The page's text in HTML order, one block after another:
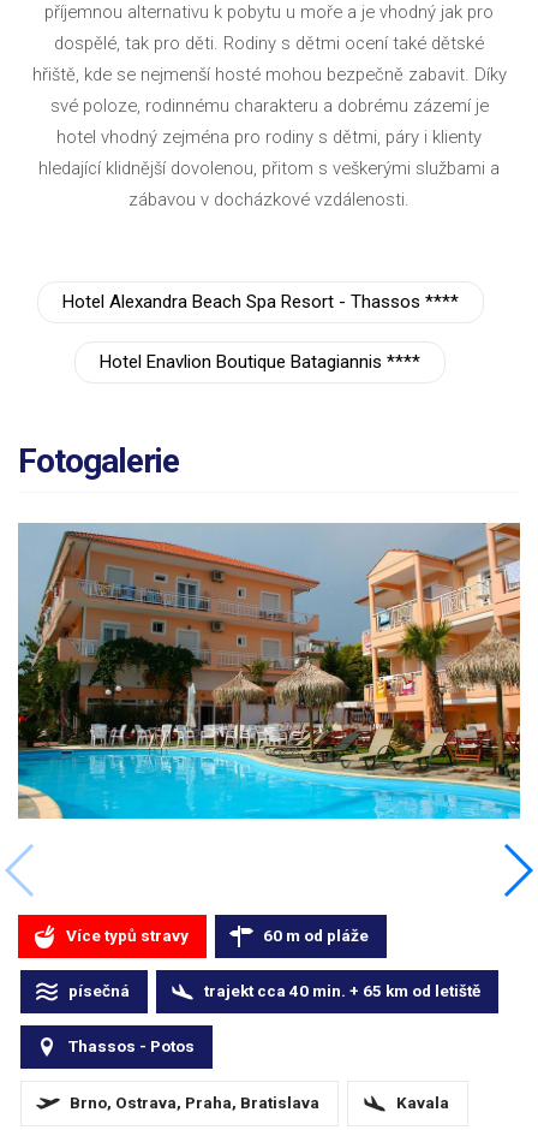
příjemnou alternativu k pobytu u moře a je vhodný jak pro
dospělé, tak pro děti. Rodiny s dětmi ocení také dětské
hřiště, kde se nejmenší hosté mohou bezpečně zabavit. Díky
své poloze, rodinnému charakteru a dobrému zázemí je
hotel vhodný zejména pro rodiny s dětmi, páry i klienty
hledající klidnější dovolenou, přitom s veškerými službami a
zábavou v docházkové vzdálenosti.
Hotel Alexandra Beach Spa Resort - Thassos ****
Hotel Enavlion Boutique Batagiannis ****
Fotogalerie
Více typů stravy 60 m od pláže
písečná trajekt cca 40 min. + 65 km od letiště
Thassos - Potos
Brno, Ostrava, Praha, Bratislava Kavala